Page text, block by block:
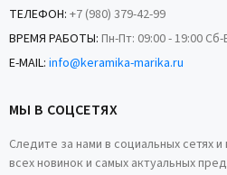
ТЕЛЕФОН: +7 (980) 379-42-99
ВРЕМЯ РАБОТЫ: Пн-Пт: 09:00 - 19:00
E-MAIL: info@keramika-marika.ru
МЫ В СОЦСЕТЯХ
Следите за нами в социальных сетях
всех новинок и самых актуальных